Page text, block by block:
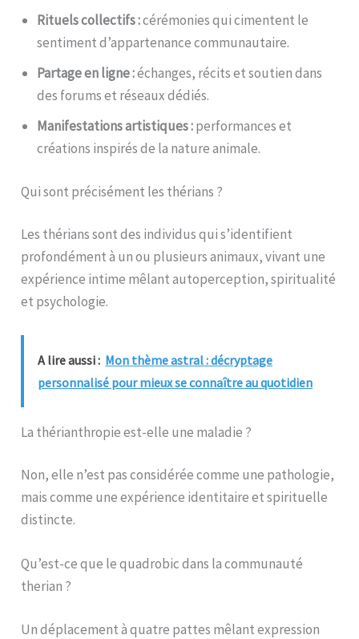
Rituels collectifs :cérémonies qui cimentent le
sentiment d’appartenance communautaire.
Partage en ligne :échanges, récits et soutien dans
des forums et réseaux dédiés.
Manifestations artistiques :performances et
créations inspirés de la nature animale.
Qui sont précisément les thérians ?
Les thérians sont des individus qui s’identifient
profondément à un ou plusieurs animaux, vivant une
expérience intime mêlant autoperception, spiritualité
et psychologie.
A lire aussi : Mon thème astral : décryptage
personnalisé pour mieux se connaître au quotidien
La thérianthropie est-elle une maladie ?
Non, elle n’est pas considérée comme une pathologie,
mais comme une expérience identitaire et spirituelle
distincte.
Qu’est-ce que le quadrobic dans la communauté
therian ?
Un déplacement à quatre pattes mêlant expression